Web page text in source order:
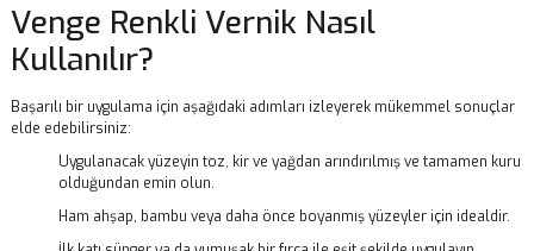
Venge Renkli Vernik Nasıl
Kullanılır?
Başarılı bir uygulama için aşağıdaki adımları izleyerek mükemmel sonuçlar
elde edebilirsiniz:
Uygulanacak yüzeyin toz, kir ve yağdan arındırılmış ve tamamen kuru
olduğundan emin olun.
Ham ahşap, bambu veya daha önce boyanmış yüzeyler için idealdir.